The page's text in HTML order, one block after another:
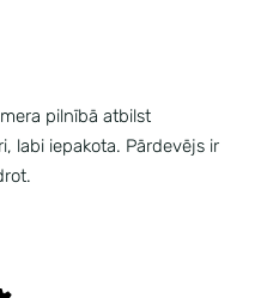
pilnībā atbilst
labi iepakota. Pārdevējs ir